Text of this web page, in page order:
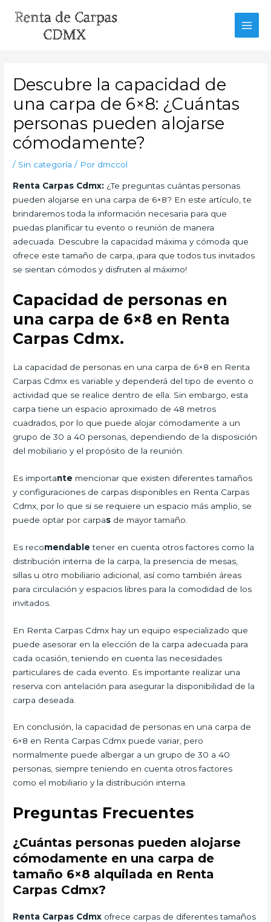
Descubre la capacidad de
una carpa de 6×8: ¿Cuántas
personas pueden alojarse
cómodamente?
/ Sin categoría / Por dmccol
Renta Carpas Cdmx: ¿Te preguntas cuántas personas
pueden alojarse en una carpa de 6×8? En este artículo, te
brindaremos toda la información necesaria para que
puedas planificar tu evento o reunión de manera
adecuada. Descubre la capacidad máxima y cómoda que
ofrece este tamaño de carpa, ¡para que todos tus invitados
se sientan cómodos y disfruten al máximo!
Capacidad de personas en
una carpa de 6×8 en Renta
Carpas Cdmx.
La capacidad de personas en una carpa de 6×8 en Renta
Carpas Cdmx es variable y dependerá del tipo de evento o
actividad que se realice dentro de ella. Sin embargo, esta
carpa tiene un espacio aproximado de 48 metros
cuadrados, por lo que puede alojar cómodamente a un
grupo de 30 a 40 personas, dependiendo de la disposición
del mobiliario y el propósito de la reunión.
Es importante mencionar que existen diferentes tamaños
y configuraciones de carpas disponibles en Renta Carpas
Cdmx, por lo que si se requiere un espacio más amplio, se
puede optar por carpas de mayor tamaño.
Es recomendable tener en cuenta otros factores como la
distribución interna de la carpa, la presencia de mesas,
sillas u otro mobiliario adicional, así como también áreas
para circulación y espacios libres para la comodidad de los
invitados.
En Renta Carpas Cdmx hay un equipo especializado que
puede asesorar en la elección de la carpa adecuada para
cada ocasión, teniendo en cuenta las necesidades
particulares de cada evento. Es importante realizar una
reserva con antelación para asegurar la disponibilidad de la
carpa deseada.
En conclusión, la capacidad de personas en una carpa de
6×8 en Renta Carpas Cdmx puede variar, pero
normalmente puede albergar a un grupo de 30 a 40
personas, siempre teniendo en cuenta otros factores
como el mobiliario y la distribución interna.
Preguntas Frecuentes
¿Cuántas personas pueden alojarse
cómodamente en una carpa de
tamaño 6×8 alquilada en Renta
Carpas Cdmx?
Renta Carpas Cdmx ofrece carpas de diferentes tamaños